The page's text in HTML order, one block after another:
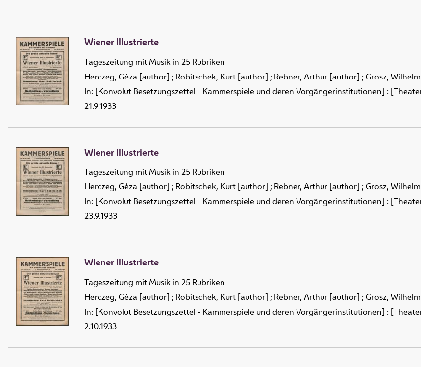
Wiener Illustrierte
Tageszeitung mit Musik in 25 Rubriken
Herczeg, Géza [author] ; Robitschek, Kurt [author] ; Rebner, Arthur [author] ; Grosz,
In: [Konvolut Besetzungszettel - Kammerspiele und deren Vorgängerinstitutionen] :
21.9.1933
Wiener Illustrierte
Tageszeitung mit Musik in 25 Rubriken
Herczeg, Géza [author] ; Robitschek, Kurt [author] ; Rebner, Arthur [author] ; Grosz,
In: [Konvolut Besetzungszettel - Kammerspiele und deren Vorgängerinstitutionen] :
23.9.1933
Wiener Illustrierte
Tageszeitung mit Musik in 25 Rubriken
Herczeg, Géza [author] ; Robitschek, Kurt [author] ; Rebner, Arthur [author] ; Grosz,
In: [Konvolut Besetzungszettel - Kammerspiele und deren Vorgängerinstitutionen] :
2.10.1933